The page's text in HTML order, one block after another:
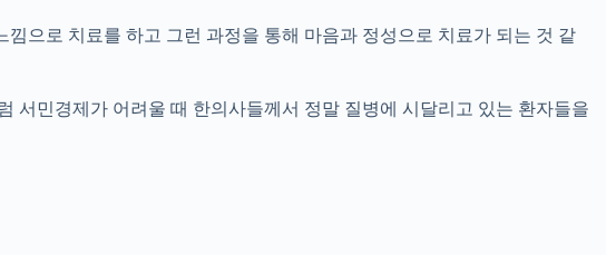
으로 치료를 하고 그런 과정을 통해 마음과 정성으로 치료가 되는 것 같
서민경제가 어려울 때 한의사들께서 정말 질병에 시달리고 있는 환자들을